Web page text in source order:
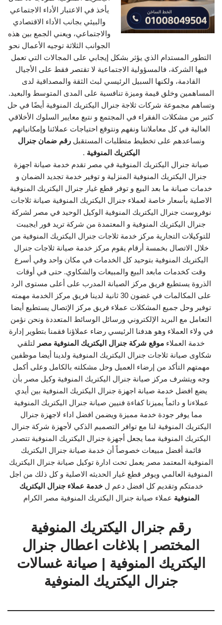
يأخذ في الاعتبار الأداء الاجتماعي
والبيئي بجانب الأداء الاقتصادي
والاجتماعي، ويعني الجمع بين هذه
الجوانب الثلاثة توجيه الأعمال نحو
التطور المستدام الذي يؤثر بشكل إيجابي على المجالات التي تعمل
فيها الشركة، فالمسؤولية الاجتماعية لا تقتصر فقط على الأجيال
القادمة، ولكنها السبيل الرئيسي لبث الثقة والمصداقية لدى
المساهمين وخلق قيمة وميزة تنافسية على المدى المتوسط والبعيد.
وتساهم مجموعة شركات ثلاجة جنرال اليكتريك المنوفية أيضًا في حل
كثير من مشكلات الفقراء في المجتمع و نتبع معايير السلوك الأخلاقي
العالية في كل معاملاتنا ونفهم ونتوقع احتياجات عملائنا وإمكانياتهم
ونساعدهم على تخطيط متطلبات المستقبلرقم ضمان جنرال
اليكتريك المنوفية .
صيانة جنرال اليكتريك المنوفية في مصر تقدم خدمة صيانة اجهزة
جنرال اليكتريك المنوفية المنزلية و توفير خدمة تجديد الضمان و
خدمات صيانة ما بعد البيع و توفر قطع غيار جنرال اليكتريك المنوفية
الاصلية بأسعار خاصة لعملاء جنرال اليكتريك المنوفية صيانة ثلاجات
نوفروست جنرال اليكتريك المنوفية الوكيل الوحيد في مصر لشركة
جنرال اليكتريك المنوفية و المعتمدة من شركة تريد فور ايجيبت
للتوكيلات التجارية مركز خدمة ثلاجات جنرال اليكتريك المنوفية من
خلال الاتصال بخمسة أرقام يقوم مركز خدمة صيانة ثلاجات جنرال
اليكتريك المنوفية بتوحيد كل الخدمات في مكان واحد وفي أسرع
وقت كخدمات مابعد البيع والمبيعات والشكاوي. حتى في أوقات
الذروة يستطيع فريق مركز الصيانة المدرب على أعلى مستوى الرد
على المكالمات في غضون 30 ثانية لدينا فريق مركز الخدمة مهمته
توفير وحل جميع المشكلات عملاء فريق مركز الإتصال يستطيع أيضا
التعامل مع البريد الإلكتروني ورسائل الوسائط المتعددة ونحن نؤمن
في ولاء العملاء وهو هدفنا الرئيسي رضاء عملاؤنا فقمنا بتطوير إدارة
خدمة العملاء موقع شركة جنرال اليكتريك المنوفية مصر لتلقي
شكاوى صيانة ثلاجات جنرال اليكتريك المنوفية ولدينا أيضا موظفين
مهمتهم التأكد من إرضاء العميل وحل مشكلته بالكامل وعلى أكمل
وجه ويتشرف مركز صيانة جنرال اليكتريك المنوفية وكيل مصر بأن
يضع افضل خدمة صيانة اجهزة جنرال اليكتريك المنوفية بين أيدي
عملاءنا و دائماً يميزنا كفاءة فنيين صيانة جنرال اليكتريك المنوفية
مما يوفر جودة خدمة مميزة ويضمن افضل اداء لاجهزة جنرال
اليكتريك المنوفية لنا مع توافر التصميم الذكي لأجهزة شركة جنرال
اليكتريك المنوفية مما يجعل أجهزة جنرال اليكتريك المنوفية تتصدر
قائمة أفضل مبيعات خصوصاً أن خدمة صيانة جنرال اليكتريك
المنوفية المعتمد مصر يعمل تحت ادارة توكيل صيانة جنرال اليكتريك
المنوفية العالمي ويوفر قطع غيار الحديثه الاصلية و كل ذلك من اجل
خدمتكم وتقديم كل افضل دعم لخدمة عملاء جنرال اليكتريك
المنوفية عملاء صيانة جنرال اليكتريك المنوفية مصر الكرام
رقم جنرال اليكتريك المنوفية
المختصر | بلاغات اعطال جنرال
اليكتريك المنوفية | صيانة غسالات
جنرال اليكتريك المنوفية